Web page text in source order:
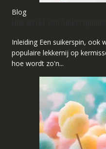
Blog
Inleiding Een suikerspin, ook
populaire lekkernij op
hoe wordt zo'n...